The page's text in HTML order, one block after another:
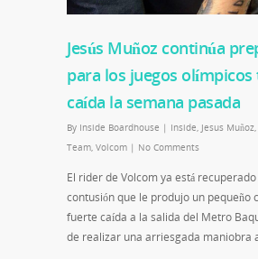
Jesús Muñoz continúa
para los juegos
caída la semana pasada
By Inside Boardhouse | Inside, Jesus Muñoz,
Team, Volcom | No Comments
El rider de Volcom ya está
contusión que le produjo un pequeño
fuerte caída a la salida del Metro
de realizar una arriesgada maniobra